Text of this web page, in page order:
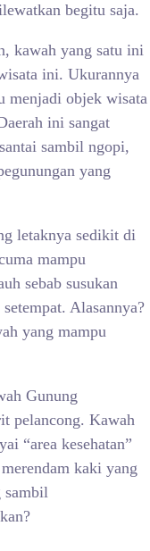
begitu saja.
kawah yang satu ini
ini. Ukurannya
menjadi objek wisata
ini sangat
sambil ngopi,
yang
letaknya sedikit di
mampu
sebab susukan
Alasannya?
yang mampu
Gunung
pelancong. Kawah
“area kesehatan”
kaki yang
sambil